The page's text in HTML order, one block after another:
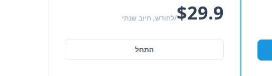
$29.9/לחודש, חיוב שנתי
התחל